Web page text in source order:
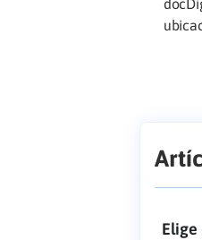
Elige